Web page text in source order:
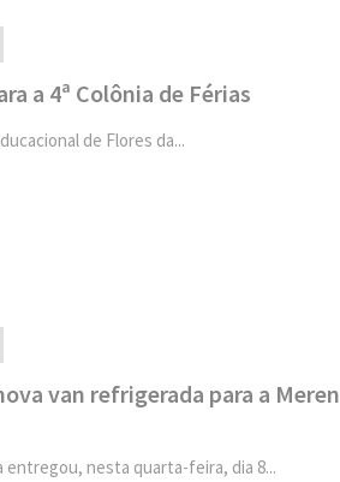
a 4ª Colônia de Férias
de Flores da...
van refrigerada para a
entregou, nesta quarta-feira, dia 8...